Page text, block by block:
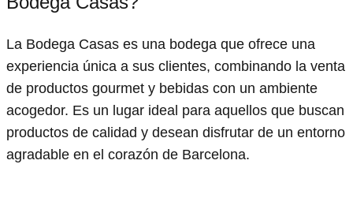
La Bodega Casas es una bodega que ofrece una
experiencia única a sus clientes, combinando la venta
de productos gourmet y bebidas con un ambiente
acogedor. Es un lugar ideal para aquellos que buscan
productos de calidad y desean disfrutar de un entorno
agradable en el corazón de Barcelona.